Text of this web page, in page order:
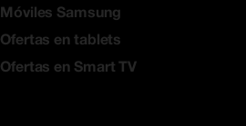
Móviles Samsung
Ofertas en tablets
Ofertas en Smart TV